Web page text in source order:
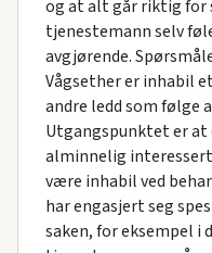
og at alt går riktig for
tjenestemann selv
avgjørende.
Vågsether er inhabil
andre ledd som følge
Utgangspunktet er
alminnelig interessert
være inhabil ved
har engasjert seg
saken, for eksempel i